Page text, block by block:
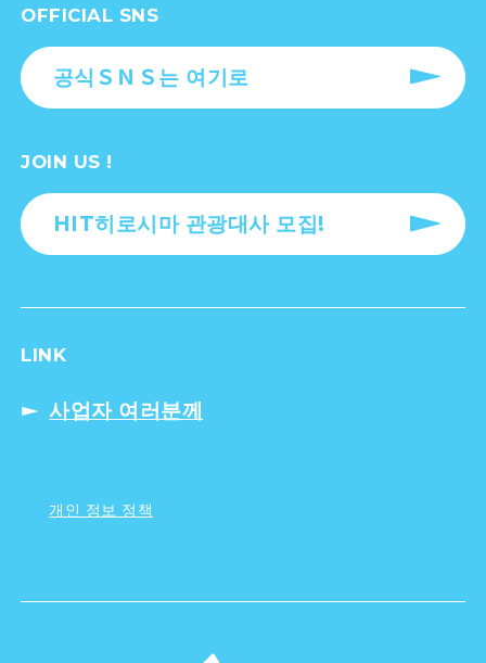
OFFICIAL SNS
공식ＳＮＳ는 여기로
JOIN US !
HIT히로시마 관광대사 모집!
LINK
사업자 여러분께
개인 정보 정책